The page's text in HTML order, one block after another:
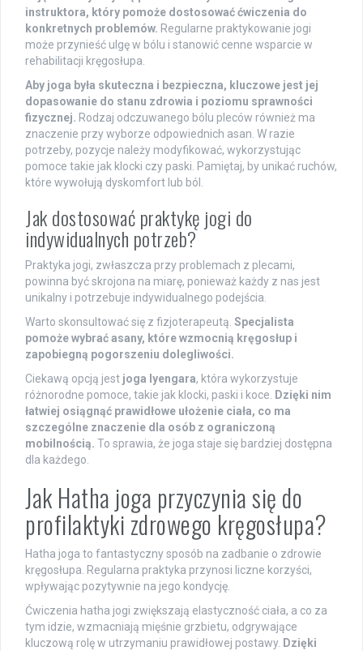
instruktora, który pomoże dostosować ćwiczenia do
konkretnych problemów. Regularne praktykowanie jogi
może przynieść ulgę w bólu i stanowić cenne wsparcie w
rehabilitacji kręgosłupa.
Aby joga była skuteczna i bezpieczna, kluczowe jest jej
dopasowanie do stanu zdrowia i poziomu sprawności
fizycznej. Rodzaj odczuwanego bólu pleców również ma
znaczenie przy wyborze odpowiednich asan. W razie
potrzeby, pozycje należy modyfikować, wykorzystując
pomoce takie jak klocki czy paski. Pamiętaj, by unikać ruchów,
które wywołują dyskomfort lub ból.
Jak dostosować praktykę jogi do
indywidualnych potrzeb?
Praktyka jogi, zwłaszcza przy problemach z plecami,
powinna być skrojona na miarę, ponieważ każdy z nas jest
unikalny i potrzebuje indywidualnego podejścia.
Warto skonsultować się z fizjoterapeutą. Specjalista
pomoże wybrać asany, które wzmocnią kręgosłup i
zapobiegną pogorszeniu dolegliwości.
Ciekawą opcją jest joga Iyengara, która wykorzystuje
różnorodne pomoce, takie jak klocki, paski i koce.
Dzięki nim
łatwiej osiągnąć prawidłowe ułożenie ciała, co ma
szczególne znaczenie dla osób z ograniczoną
mobilnością. To sprawia, że joga staje się bardziej dostępna
dla każdego.
Jak Hatha joga przyczynia się do
profilaktyki zdrowego kręgosłupa?
Hatha joga to fantastyczny sposób na zadbanie o zdrowie
kręgosłupa. Regularna praktyka przynosi liczne korzyści,
wpływając pozytywnie na jego kondycję.
Ćwiczenia hatha jogi zwiększają elastyczność ciała, a co za
tym idzie, wzmacniają mięśnie grzbietu, odgrywające
kluczową rolę w utrzymaniu prawidłowej postawy. Dzięki